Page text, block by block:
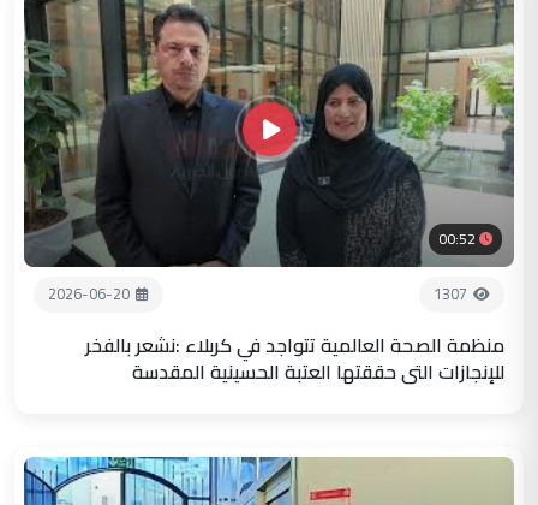
00:52
1307
2026-06-20
منظمة الصحة العالمية تتواجد في كربلاء :نشعر بالفخر
للإنجازات التي حققتها العتبة الحسينية المقدسة